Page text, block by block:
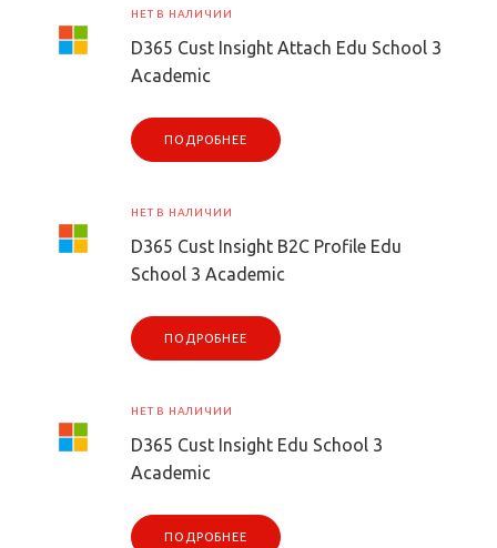
НЕТ В НАЛИЧИИ
D365 Cust Insight Attach Edu School 3
Academic
ПОДРОБНЕЕ
НЕТ В НАЛИЧИИ
D365 Cust Insight B2C Profile Edu
School 3 Academic
ПОДРОБНЕЕ
НЕТ В НАЛИЧИИ
D365 Cust Insight Edu School 3
Academic
ПОДРОБНЕЕ